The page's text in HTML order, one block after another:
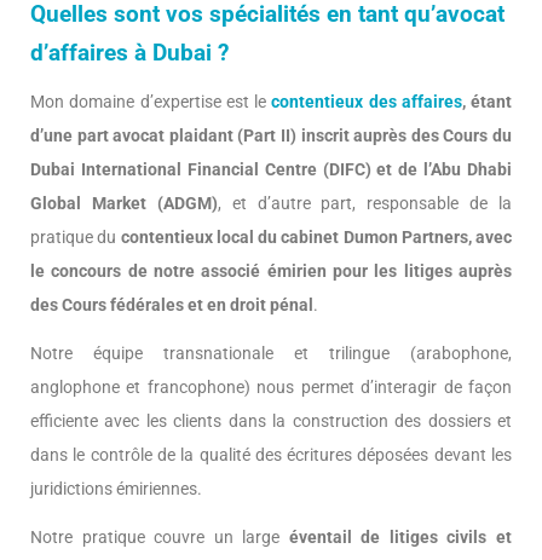
Quelles sont vos spécialités en tant qu’avocat
d’affaires à Dubai ?
Mon domaine d’expertise est lecontentieux des affaires, étant
d’une part avocat plaidant (Part II) inscrit auprès des Cours du
Dubai International Financial Centre (DIFC) et de l’Abu Dhabi
Global Market (ADGM), et d’autre part, responsable de la
pratique du contentieux local du cabinet Dumon Partners, avec
le concours de notre associé émirien pour les litiges auprès
des Cours fédérales et en droit pénal .
Notre équipe transnationale et trilingue (arabophone,
anglophone et francophone) nous permet d’interagir de façon
efficiente avec les clients dans la construction des dossiers et
dans le contrôle de la qualité des écritures déposées devant les
juridictions émiriennes.
Notre pratique couvre un large éventail de litiges civils et